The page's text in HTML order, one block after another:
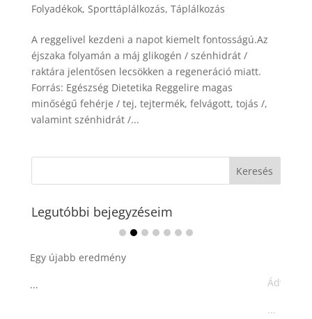
Folyadékok, Sporttáplálkozás, Táplálkozás
A reggelivel kezdeni a napot kiemelt fontosságú.Az
éjszaka folyamán a máj glikogén / szénhidrát /
raktára jelentősen lecsökken a regeneráció miatt.
Forrás: Egészség Dietetika Reggelire magas
minőségű fehérje / tej, tejtermék, felvágott, tojás /,
valamint szénhidrát /...
Legutóbbi bejegyzéseim
Ádvent 1. vasárnapja🌟